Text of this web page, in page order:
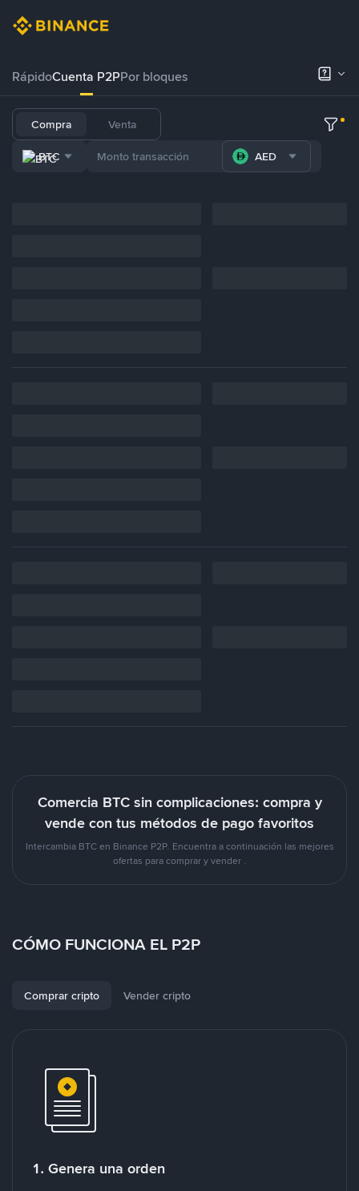
RápidoCuenta P2PPor bloques
Compra Venta
BTC AED
Comercia BTC sin complicaciones: compra y
vende con tus métodos de pago favoritos
Intercambia BTC en Binance P2P. Encuentra a continuación las mejores
ofertas para comprar y vender .
CÓMO FUNCIONA EL P2P
Comprar cripto Vender cripto
1. Genera una orden